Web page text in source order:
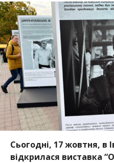
Сьогодні, 17 жовтня, в
відкрилася виставка